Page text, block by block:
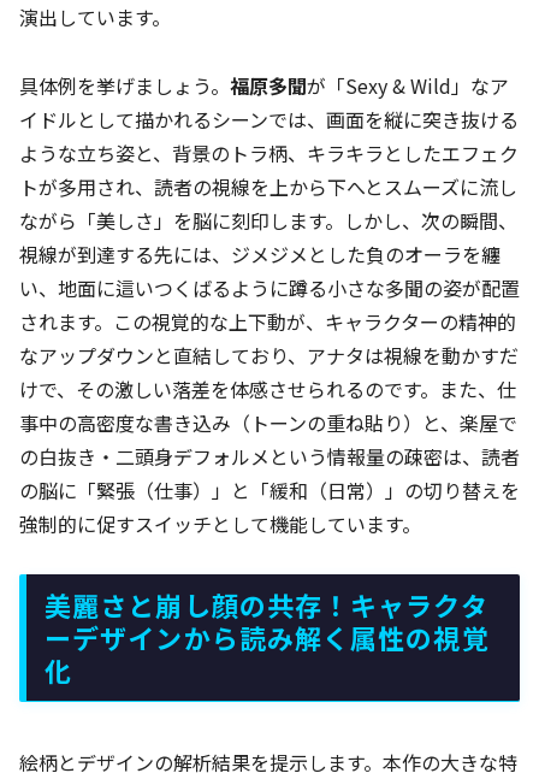
演出しています。
具体例を挙げましょう。 福原多聞が「Sexy & Wild」なア
イドルとして描かれるシーンでは、画面を縦に突き抜ける
ような立ち姿と、背景のトラ柄、キラキラとしたエフェク
トが多用され、読者の視線を上から下へとスムーズに流し
ながら「美しさ」を脳に刻印します。しかし、次の瞬間、
視線が到達する先には、ジメジメとした負のオーラを纏
い、地面に這いつくばるように蹲る小さな多聞の姿が配置
されます。この視覚的な上下動が、キャラクターの精神的
なアップダウンと直結しており、アナタは視線を動かすだ
けで、その激しい落差を体感させられるのです。また、仕
事中の高密度な書き込み（トーンの重ね貼り）と、楽屋で
の白抜き・二頭身デフォルメという情報量の疎密は、読者
の脳に「緊張（仕事）」と「緩和（日常）」の切り替えを
強制的に促すスイッチとして機能しています。
美麗さと崩し顔の共存！キャラクタ
ーデザインから読み解く属性の視覚
化
絵柄とデザインの解析結果を提示します。本作の大きな特